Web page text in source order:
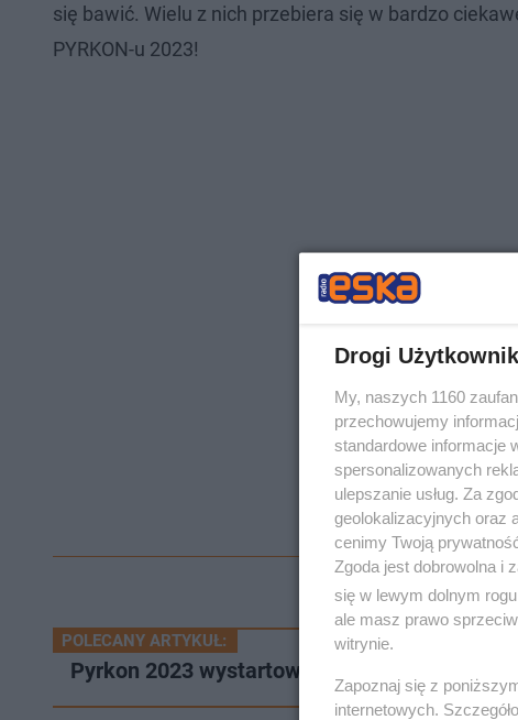
się bawić. Wielu z nich przebiera się w bardzo
PYRKON-u 2023!
POLECANY ARTYKUŁ:
Pyrkon 2023 wystartował! Potężne kolejki
Drogi
My, naszych 1160
przechowujemy
standardowe informacje
spersonalizowanych
ulepszanie usług. Za
geolokalizacyjnych oraz
cenimy Twoją
Zgoda jest dobrowolna i
się w lewym dolnym
ale masz prawo
witrynie.
Zapoznaj się z
internetowych.